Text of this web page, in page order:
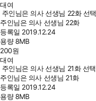
대여
주인님은 의사 선생님 22화 선택
주인님은 의사 선생님 22화
등록일 2019.12.24
용량 8MB
200원
대여
주인님은 의사 선생님 21화 선택
주인님은 의사 선생님 21화
등록일 2019.12.24
용량 8MB